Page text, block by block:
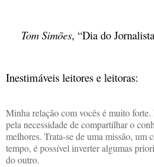
Tom Simões, “Dia do
Inestimáveis leitores e leitoras:
Minha relação com vocês é muito
pela necessidade de compartilhar o
melhores. Trata-se de uma missão,
tempo, é possível inverter algumas
do outro.